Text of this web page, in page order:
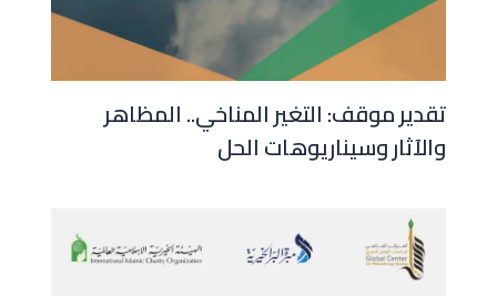
تقدير موقف: التغير المناخي.. المظاهر
والآثار وسيناريوهات الحل